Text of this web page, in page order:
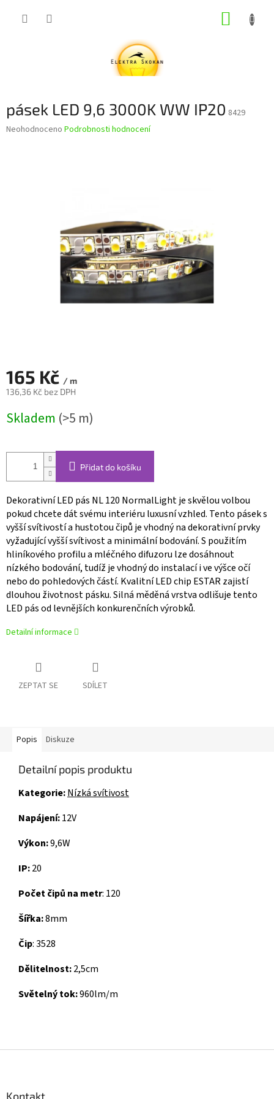
pásek LED 9,6 3000K WW IP20 8429
Průměrné
Neohodnoceno Podrobnosti hodnocení
165 Kč / m
136,36 Kč bez DPH
cena:
Skladem (>5 m)
Přidat do košíku
Dekorativní LED pás NL 120 NormalLight je skvělou volbou
pokud chcete dát svému interiéru luxusní vzhled. Tento pásek s
vyšší svítivostí a hustotou čipů je vhodný na dekorativní prvky
vyžadující vyšší svítivost a minimální bodování. S použitím
hliníkového profilu a mléčného difuzoru lze dosáhnout
nízkého bodování, tudíž je vhodný do instalací i ve výšce očí
nebo do pohledových částí. Kvalitní LED chip ESTAR zajistí
dlouhou životnost pásku. Silná měděná vrstva odlišuje tento
LED pás od levnějších konkurenčních výrobků.
Detailní informace
ZEPTAT SE SDÍLET
Popis Diskuze
Detailní popis produktu
Kategorie:Nízká svítivost
Napájení:12V
Výkon:9,6W
IP:20
Počet čipů na metr: 120
Šířka:8mm
Čip:3528
Dělitelnost:2,5cm
Světelný tok:960lm/m
Kontakt